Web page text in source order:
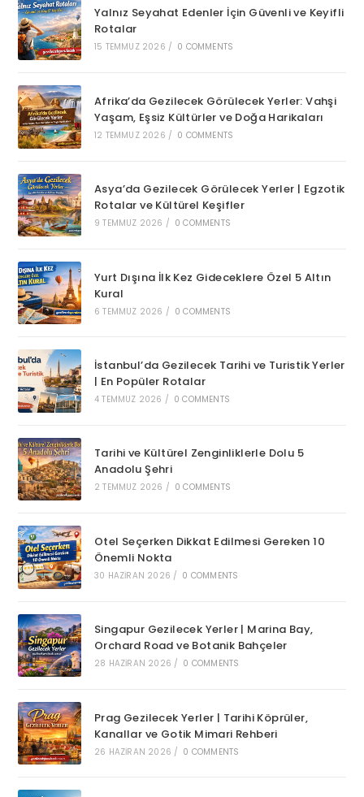
Yalnız Seyahat Edenler İçin Güvenli ve Keyifli
Rotalar
15 TEMMUZ 2026 / 0 COMMENTS
Afrika’da Gezilecek Görülecek Yerler: Vahşi
Yaşam, Eşsiz Kültürler ve Doğa Harikaları
12 TEMMUZ 2026 / 0 COMMENTS
Asya’da Gezilecek Görülecek Yerler | Egzotik
Rotalar ve Kültürel Keşifler
9 TEMMUZ 2026 / 0 COMMENTS
Yurt Dışına İlk Kez Gideceklere Özel 5 Altın
Kural
6 TEMMUZ 2026 / 0 COMMENTS
İstanbul’da Gezilecek Tarihi ve Turistik Yerler
| En Popüler Rotalar
4 TEMMUZ 2026 / 0 COMMENTS
Tarihi ve Kültürel Zenginliklerle Dolu 5
Anadolu Şehri
2 TEMMUZ 2026 / 0 COMMENTS
Otel Seçerken Dikkat Edilmesi Gereken 10
Önemli Nokta
30 HAZIRAN 2026 / 0 COMMENTS
Singapur Gezilecek Yerler | Marina Bay,
Orchard Road ve Botanik Bahçeler
28 HAZIRAN 2026 / 0 COMMENTS
Prag Gezilecek Yerler | Tarihi Köprüler,
Kanallar ve Gotik Mimari Rehberi
26 HAZIRAN 2026 / 0 COMMENTS